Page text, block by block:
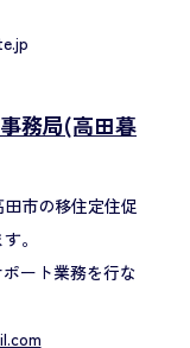
務局(高田暮
市の移住定住促
。
ート業務を行な